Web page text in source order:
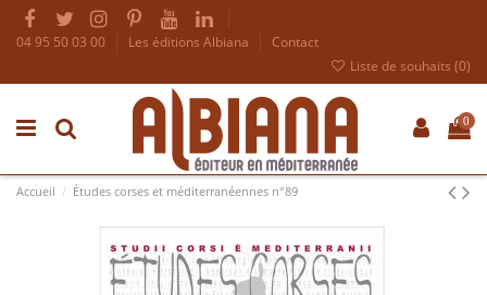
04 95 50 03 00 Les éditions Albiana
Contact
Liste de souhaits (0)
0
Accueil Études corses et méditerranéennes n°89